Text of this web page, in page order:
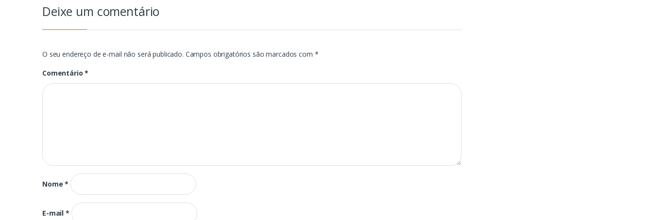
Deixe um comentário
O seu endereço de e-mail não será publicado. Campos obrigatórios são marcados com *
Comentário*
Nome*
E-mail*